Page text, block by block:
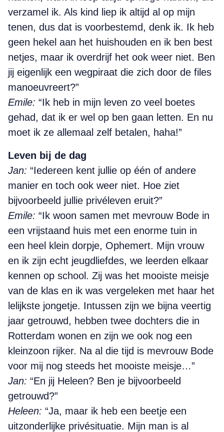
verzamel ik. Als kind liep ik altijd al op mijn
tenen, dus dat is voorbestemd, denk ik. Ik heb
geen hekel aan het huishouden en ik ben best
netjes, maar ik overdrijf het ook weer niet. Ben
jij eigenlijk een wegpiraat die zich door de files
manoeuvreert?”
Emile: “Ik heb in mijn leven zo veel boetes
gehad, dat ik er wel op ben gaan letten. En nu
moet ik ze allemaal zelf betalen, haha!”
Leven bij de dag
Jan: “Iedereen kent jullie op één of andere
manier en toch ook weer niet. Hoe ziet
bijvoorbeeld jullie privéleven eruit?”
Emile: “Ik woon samen met mevrouw Bode in
een vrijstaand huis met een enorme tuin in
een heel klein dorpje, Ophemert. Mijn vrouw
en ik zijn echt jeugdliefdes, we leerden elkaar
kennen op school. Zij was het mooiste meisje
van de klas en ik was vergeleken met haar het
lelijkste jongetje. Intussen zijn we bijna veertig
jaar getrouwd, hebben twee dochters die in
Rotterdam wonen en zijn we ook nog een
kleinzoon rijker. Na al die tijd is mevrouw Bode
voor mij nog steeds het mooiste meisje…”
Jan: “En jij Heleen? Ben je bijvoorbeeld
getrouwd?”
Heleen: “Ja, maar ik heb een beetje een
uitzonderlijke privésituatie. Mijn man is al